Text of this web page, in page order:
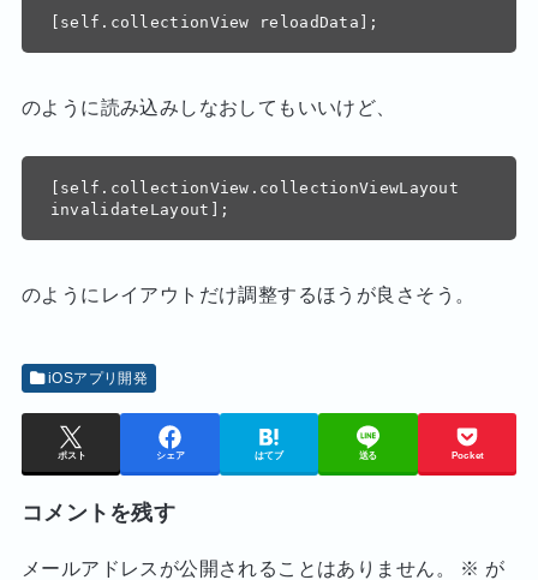
のように読み込みしなおしてもいいけど、
[self.collectionView.collectionViewLayout
のようにレイアウトだけ調整するほうが良さそう。
iOSアプリ開発
ポスト シェア はてブ 送る Pocket
コメントを残す
メールアドレスが公開されることはありません。 ※ が